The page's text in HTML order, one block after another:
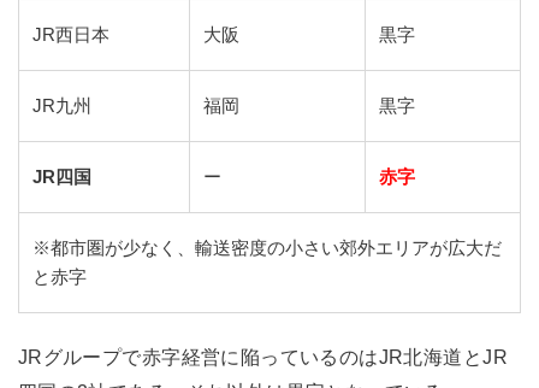
JR西日本 大阪 黒字
JR九州 福岡 黒字
JR四国 ー 赤字
※都市圏が少なく、輸送密度の小さい郊外エリアが広大だ
と赤字
JRグループで赤字経営に陥っているのはJR北海道とJR